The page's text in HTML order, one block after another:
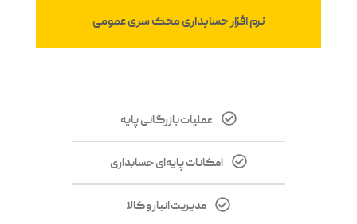
نرم افزار حسابداری محک سری عمومی
عملیات بازرگانی پایه
امکانات پایه‌ای حسابداری
مدیریت انبار و کالا